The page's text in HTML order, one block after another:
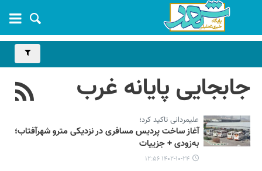
جابجایی پایانه غرب
علیمردانی تاکید کرد؛
آغاز ساخت پردیس مسافری در نزدیکی مترو شهرآفتاب؛
به‌زودی + جزییات
۱۴۰۲-۱۰-۲۴ ۱۲:۵۶